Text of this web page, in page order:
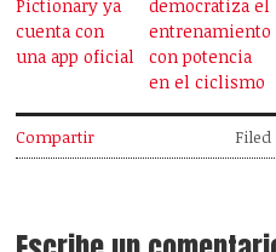
Pictionary ya
cuenta con
una app oficial
democratiza el
entrenamiento
con potencia
en el ciclismo
Compartir